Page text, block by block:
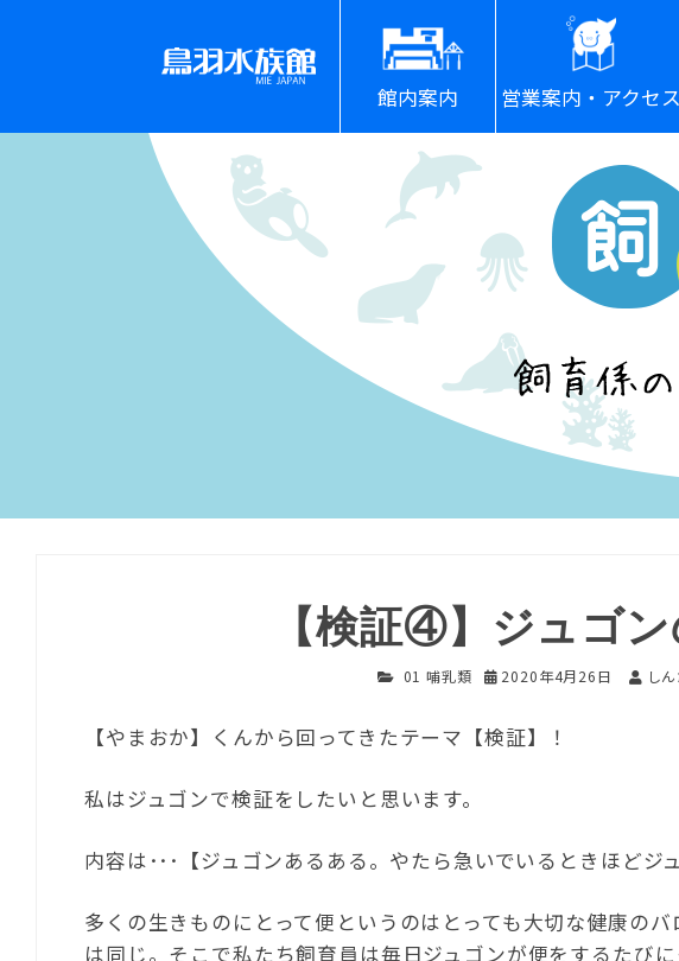
館内案内 営業案内・アクセス
【検証④】ジュゴ
01 哺乳類 2020年4月26日 し
【やまおか】くんから回ってきたテーマ【検証】！
私はジュゴンで検証をしたいと思います。
内容は･･･【ジュゴンあるある。やたら急いでいるときほどジ
多くの生きものにとって便というのはとっても大切な健康の
は同じ。そこで私たち飼育員は毎日ジュゴンが便をするたび